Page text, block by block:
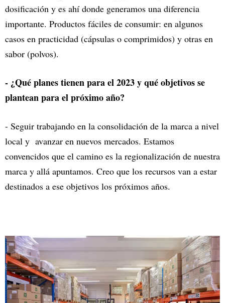
dosificación y es ahí donde generamos una diferencia
importante. Productos fáciles de consumir: en algunos
casos en practicidad (cápsulas o comprimidos) y otras en
sabor (polvos).
- ¿Qué planes tienen para el 2023 y qué objetivos se
plantean para el próximo año?
- Seguir trabajando en la consolidación de la marca a nivel
local y avanzar en nuevos mercados. Estamos
convencidos que el camino es la regionalización de nuestra
marca y allá apuntamos. Creo que los recursos van a estar
destinados a ese objetivos los próximos años.